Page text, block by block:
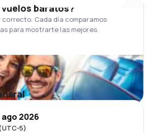
vuelos baratos?
correcto. Cada día comparamos
para mostrarte las mejores.
5)
2026